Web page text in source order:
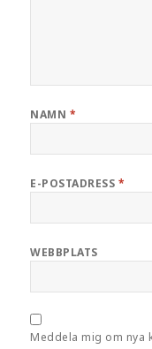
NAMN *
E-POSTADRESS *
WEBBPLATS
Meddela mig om nya